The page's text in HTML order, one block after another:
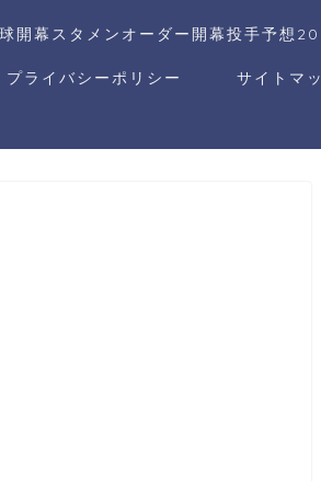
開幕スタメンオーダー開幕投手予想
プライバシーポリシー サイトマ